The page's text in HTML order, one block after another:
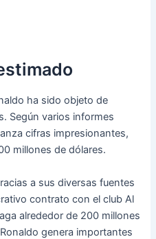
ha sido objeto de
Según varios informes
cifras impresionantes,
millones de dólares.
a sus diversas fuentes
contrato con el club Al
alrededor de 200 millones
genera importantes